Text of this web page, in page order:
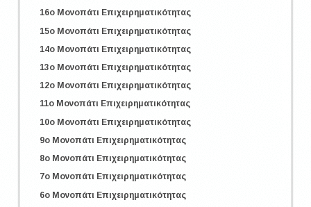
16o Μονοπάτι Επιχειρηματικότητας
15o Μονοπάτι Επιχειρηματικότητας
14o Μονοπάτι Επιχειρηματικότητας
13o Μονοπάτι Επιχειρηματικότητας
12o Μονοπάτι Επιχειρηματικότητας
11o Μονοπάτι Επιχειρηματικότητας
10o Μονοπάτι Επιχειρηματικότητας
9o Μονοπάτι Επιχειρηματικότητας
8o Μονοπάτι Επιχειρηματικότητας
7o Μονοπάτι Επιχειρηματικότητας
6o Μονοπάτι Επιχειρηματικότητας